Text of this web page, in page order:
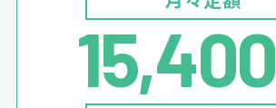
15,400